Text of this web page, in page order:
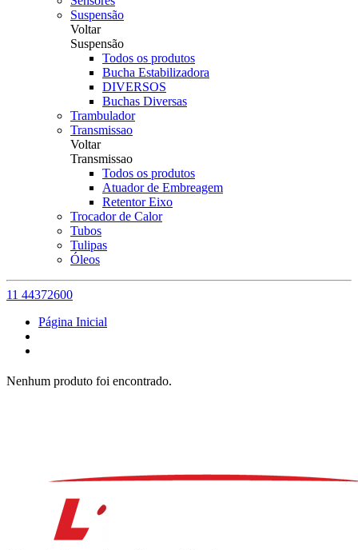
Suspensão
Voltar
Suspensão
Todos os produtos
Bucha Estabilizadora
DIVERSOS
Buchas Diversas
Trambulador
Transmissao
Voltar
Transmissao
Todos os produtos
Atuador de Embreagem
Retentor Eixo
Trocador de Calor
Tubos
Tulipas
Óleos
11 44372600
Página Inicial
Nenhum produto foi encontrado.